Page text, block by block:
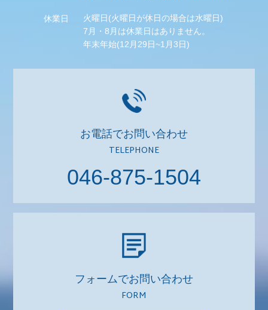
休業日
火曜日(火曜日が休日の場合は水曜日)
7月・8月は休業日はありません。
年末年始(12月29日~1月3日)
お電話でお問い合わせ
TELEPHONE
046-875-1504
フォームでお問い合わせ
FORM